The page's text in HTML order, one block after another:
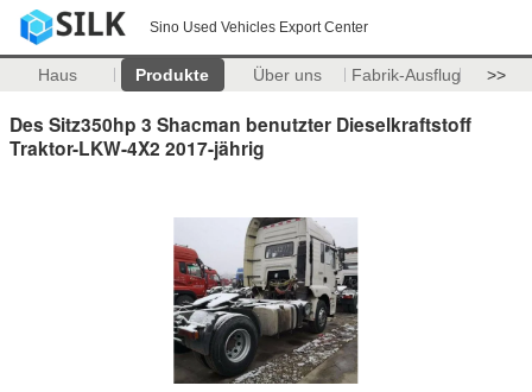
Sino Used Vehicles Export Center
Haus Produkte Über uns Fabrik-Ausflug >>
Des Sitz350hp 3 Shacman benutzter Dieselkraftstoff
Traktor-LKW-4X2 2017-jährig